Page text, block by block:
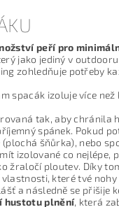
peří pro
jako jediný v
zohledňuje potřeby
spacák izoluje více
tak, aby chránila
spánek. Pokud
šňůrka), nebo
izolované co nejlépe,
žraločí ploutev. Díky
které tvé
a následně se přišije
hustotu plnění, která